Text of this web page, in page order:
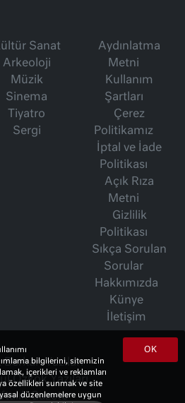
Sanat
Arkeoloji
Müzik
Sinema
Tiyatro
Sergi
Aydınlatma
Metni
Kullanım
Şartları
Çerez
Politikamız
İptal ve İade
Politikası
Açık Rıza
Metni
Gizlilik
Politikası
Sıkça Sorulan
Sorular
Hakkımızda
Künye
İletişim
Yazıları
Özkök Yazıları
Gazete
OK
bilgilerini, sitemizin
içerikleri ve reklamları
özellikleri sunmak ve site
düzenlemelere uygun